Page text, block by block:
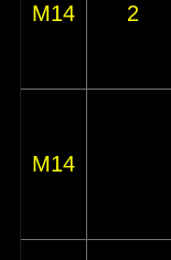
M14 2
M14